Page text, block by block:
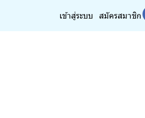
เข้าสู่ระบบ สมัครสมาชิก